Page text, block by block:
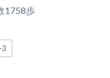
1758歩